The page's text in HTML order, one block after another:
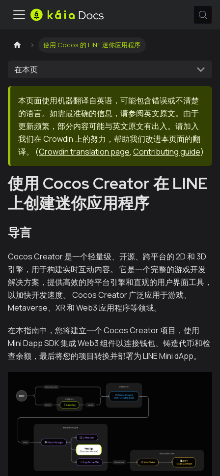
使用 Cocos 的 LINE 迷你应用程序
在本页
本页面使用机器翻译自英语，可能包含错误或不清楚
的语言。如需最准确的信息，请参阅英文原文。由于
更新频繁，部分内容可能与英文原文有出入。请加入
我们在 Crowdin 上的努力，帮助我们改进本页面的翻
译。
(Crowdin translation page, Contributing guide)
使用 Cocos Creator 在 LINE
上创建迷你应用程序
导言
Cocos Creator 是一个轻量级、开源、跨平台的 2D 和 3D
引擎，用于构建实时互动内容。 它是一个完整的游戏开发
解决方案，提供高效的跨平台引擎和直观的用户界面工具，
以加快开发速度。 Cocos Creator 广泛应用于游戏、
Metaverse、XR 和 Web3 应用程序等领域。
在本指南中，您将建立一个 Cocos Creator 项目，使用
Mini Dapp SDK 集成 Web3 组件以连接钱包、铸造代币和检
查余额，最后将您的项目转换并部署为 LINE Mini dApp。